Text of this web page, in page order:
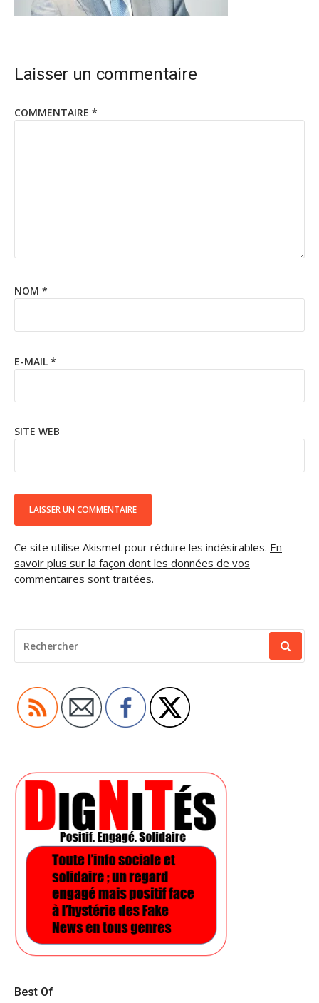
Laisser un commentaire
COMMENTAIRE *
NOM *
E-MAIL *
SITE WEB
Ce site utilise Akismet pour réduire les indésirables. En
savoir plus sur la façon dont les données de vos
commentaires sont traitées.
POUR
:
Best Of